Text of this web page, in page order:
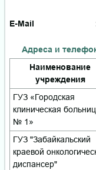
E-Mail
Адреса и
Наименование
учреждения
ГУЗ «Городская
клиническая
№ 1»
ГУЗ "Забайкальский
краевой
диспансер"